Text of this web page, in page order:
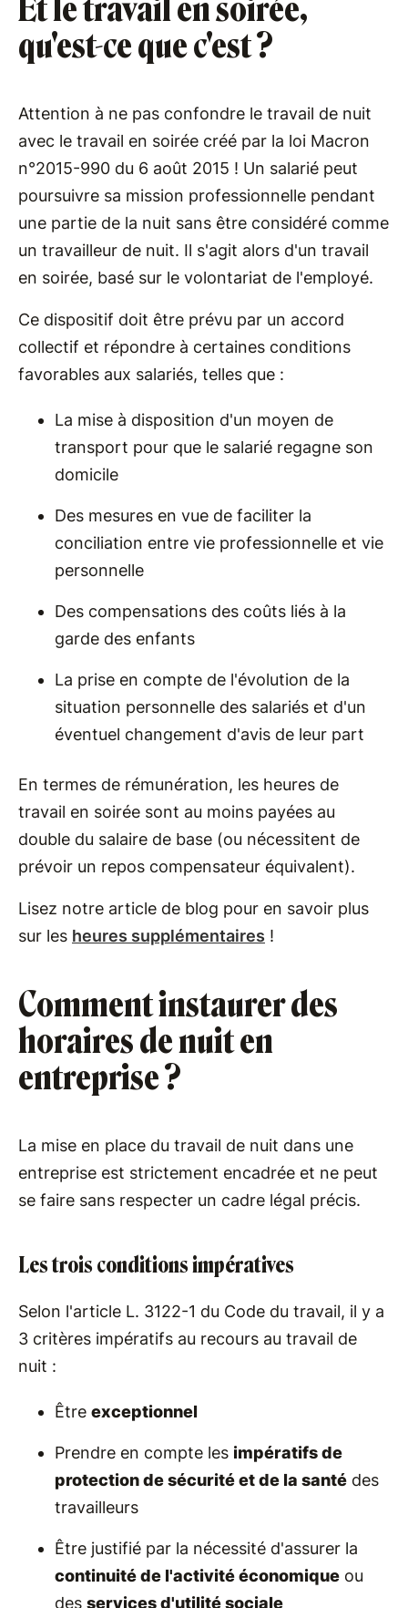
Et le travail en soirée,
qu'est-ce que c'est ?
Attention à ne pas confondre le travail de nuit
avec le travail en soirée créé par la loi Macron
n°2015-990 du 6 août 2015 ! Un salarié peut
poursuivre sa mission professionnelle pendant
une partie de la nuit sans être considéré comme
un travailleur de nuit. Il s'agit alors d'un travail
en soirée, basé sur le volontariat de l'employé.
Ce dispositif doit être prévu par un accord
collectif et répondre à certaines conditions
favorables aux salariés, telles que :
La mise à disposition d'un moyen de
transport pour que le salarié regagne son
domicile
Des mesures en vue de faciliter la
conciliation entre vie professionnelle et vie
personnelle
Des compensations des coûts liés à la
garde des enfants
La prise en compte de l'évolution de la
situation personnelle des salariés et d'un
éventuel changement d'avis de leur part
En termes de rémunération, les heures de
travail en soirée sont au moins payées au
double du salaire de base (ou nécessitent de
prévoir un repos compensateur équivalent).
Lisez notre article de blog pour en savoir plus
sur les heures supplémentaires !
Comment instaurer des
horaires de nuit en
entreprise ?
La mise en place du travail de nuit dans une
entreprise est strictement encadrée et ne peut
se faire sans respecter un cadre légal précis.
Les trois conditions impératives
Selon l'article L. 3122-1 du Code du travail, il y a
3 critères impératifs au recours au travail de
nuit :
Être exceptionnel
Prendre en compte les impératifs de
protection de sécurité et de la santé des
travailleurs
Être justifié par la nécessité d'assurer la
continuité de l'activité économique ou
des services d'utilité sociale